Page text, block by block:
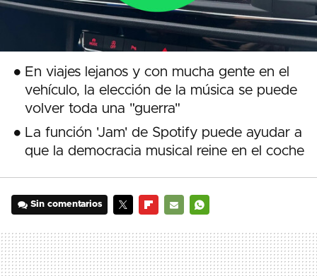
En viajes lejanos y con mucha gente en el
vehículo, la elección de la música se puede
volver toda una "guerra"
La función 'Jam' de Spotify puede ayudar a
que la democracia musical reine en el coche
Sin comentarios
MAIL